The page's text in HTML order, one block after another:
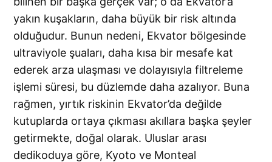
yakın kuşakların, daha büyük bir risk altında
olduğudur. Bunun nedeni, Ekvator bölgesinde
ultraviyole şuaları, daha kısa bir mesafe kat
ederek arza ulaşması ve dolayısıyla filtreleme
işlemi süresi, bu düzlemde daha azalıyor. Buna
rağmen, yırtık riskinin Ekvator’da değilde
kutuplarda ortaya çıkması akıllara başka şeyler
getirmekte, doğal olarak. Uluslar arası
dedikoduya göre, Kyoto ve Monteal